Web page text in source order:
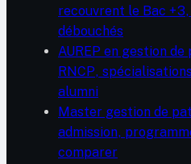
recouvrent le Bac
débouchés
AUREP en gestion
RNCP,
alumni
Master gestion de
admission,
comparer